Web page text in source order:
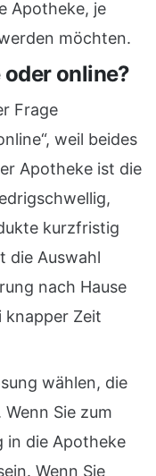
Apotheke, je
möchten.
online?
Frage
weil beides
Apotheke ist die
kurzfristig
die Auswahl
nach Hause
knapper Zeit
wählen, die
Sie zum
in die Apotheke
Wenn Sie